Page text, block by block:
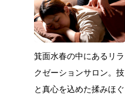
箕面水春の中にあるリラ
クゼーションサロン。技
と真心を込めた揉みほぐ